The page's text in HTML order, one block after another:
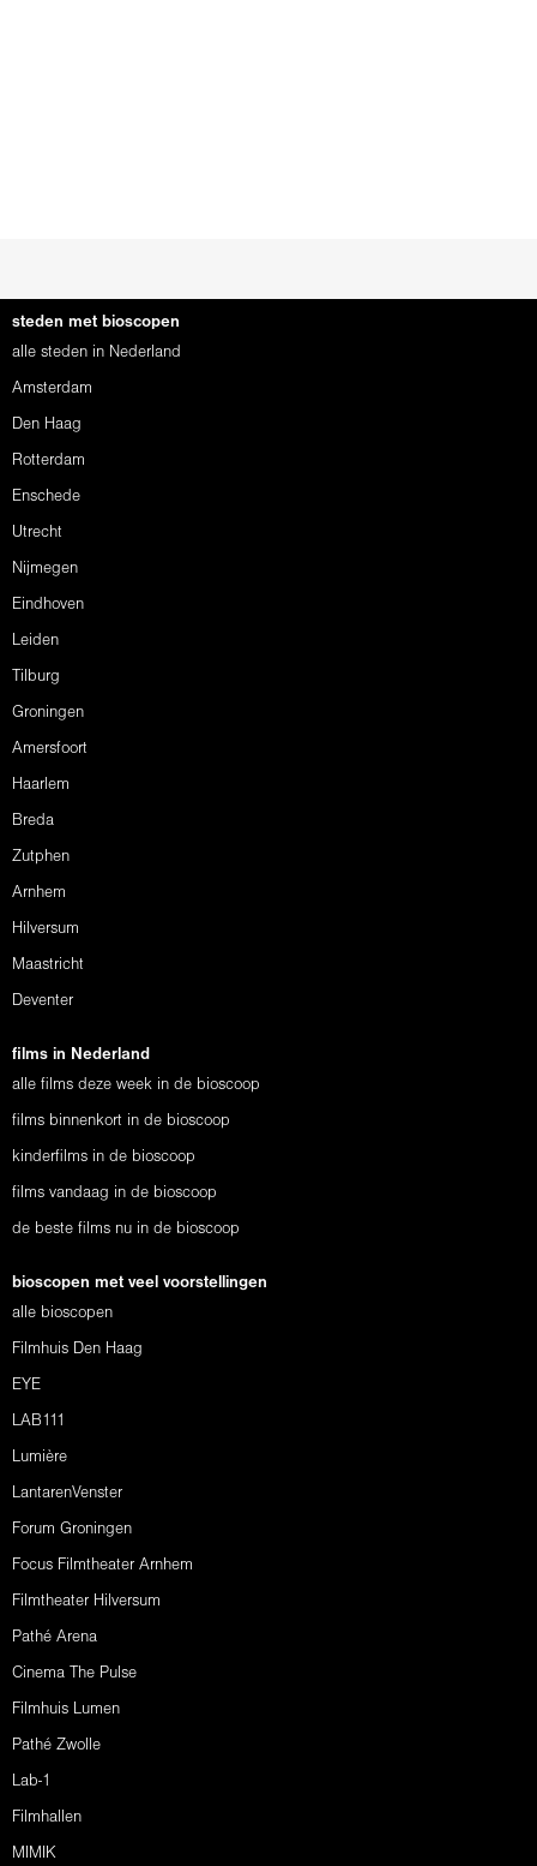
steden met bioscopen
alle steden in Nederland
Amsterdam
Den Haag
Rotterdam
Enschede
Utrecht
Nijmegen
Eindhoven
Leiden
Tilburg
Groningen
Amersfoort
Haarlem
Breda
Zutphen
Arnhem
Hilversum
Maastricht
Deventer
films in Nederland
alle films deze week in de bioscoop
films binnenkort in de bioscoop
kinderfilms in de bioscoop
films vandaag in de bioscoop
de beste films nu in de bioscoop
bioscopen met veel voorstellingen
alle bioscopen
Filmhuis Den Haag
EYE
LAB111
Lumière
LantarenVenster
Forum Groningen
Focus Filmtheater Arnhem
Filmtheater Hilversum
Pathé Arena
Cinema The Pulse
Filmhuis Lumen
Pathé Zwolle
Lab-1
Filmhallen
MIMIK